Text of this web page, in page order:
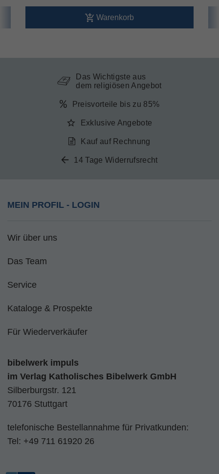
Warenkorb
Das Wichtigste aus
dem religiösen Angebot
Preisvorteile bis zu 85%
Exklusive Angebote
Kauf auf Rechnung
14 Tage Widerrufsrecht
MEIN PROFIL - LOGIN
Wir über uns
Das Team
Service
Kataloge & Prospekte
Für Wiederverkäufer
bibelwerk impuls
im Verlag Katholisches Bibelwerk GmbH
Silberburgstr. 121
70176 Stuttgart
telefonische Bestellannahme für Privatkunden:
Tel: +49 711 61920 26